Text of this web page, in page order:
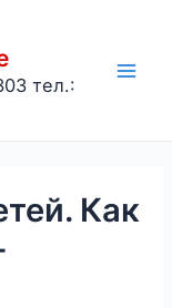
тел.:
Как